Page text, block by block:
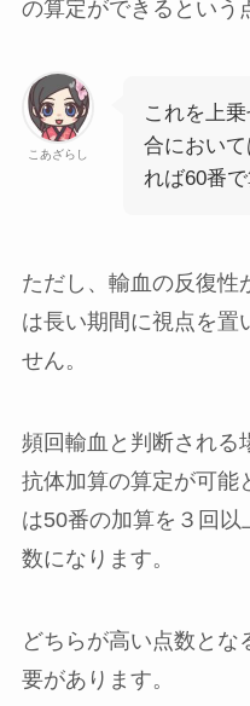
の算定ができる という
こあざらし
これを上
合におい
れば60番で
ただし、輸血の反復性
は長い期間に視点を置
せん。
頻回輸血と判断される
抗体加算の算定が可能
は50番の加算を３回
数になります。
どちらが高い点数と
要があります。